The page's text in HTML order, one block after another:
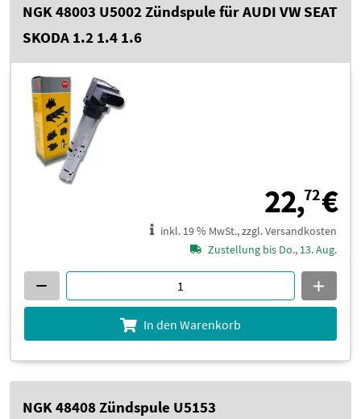
NGK 48003 U5002 Zündspule für AUDI VW SEAT
SKODA 1.2 1.4 1.6
22,72€
inkl. 19 % MwSt., zzgl. Versandkosten
Zustellung bis Do., 13. Aug.
In den Warenkorb
NGK 48408 Zündspule U5153